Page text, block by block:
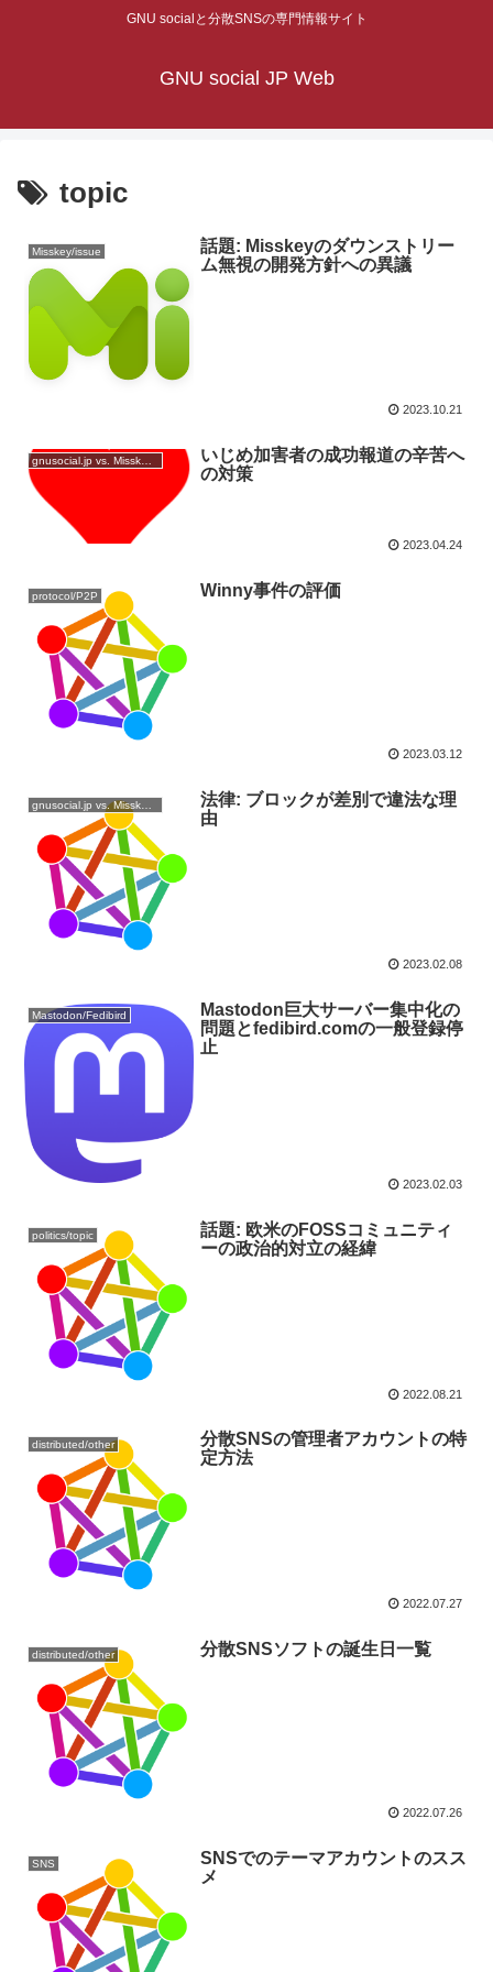
GNU socialと分散SNSの専門情報サイト
GNU social JP Web
topic
Misskey/issue
話題: Misskeyのダウンストリー
ム無視の開発方針への異議
2023.10.21
いじめ加害者の成功報道の辛苦へ
の対策
2023.04.24
protocol/P2P Winny事件の評価
2023.03.12
gnusocial.jp vs. Misskey.io
法律: ブロックが差別で違法な理
由
2023.02.08
Mastodon/Fedibird
Mastodon巨大サーバー集中化の
問題とfedibird.comの一般登録停
止
2023.02.03
politics/topic
話題: 欧米のFOSSコミュニティ
ーの政治的対立の経緯
2022.08.21
distributed/other
分散SNSの管理者アカウントの特
定方法
2022.07.27
distributed/other 分散SNSソフトの誕生日一覧
2022.07.26
SNS
SNSでのテーマアカウントのスス
メ